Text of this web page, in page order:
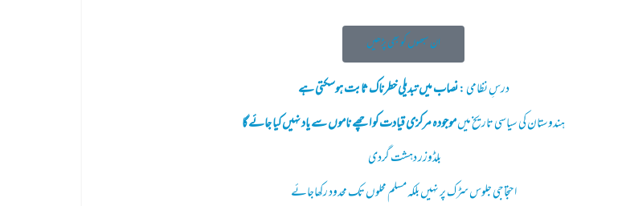
ان سبھوں کو بھی پڑھیں
درسِ نظامی :نصاب میں تبدیلی خطرناک ثابت ہوسکتی ہے
ہندوستان کی سیاسی تاریخ میںموجودہ مرکزی قیادت کو اچھے ناموں سے یاد نہیں کیا جائے گا
بلڈوزر دہشت گردی
احتجاجی جلوس سڑک پر نہیں بلکہ مسلم محلوں تک محدود رکھاجائے